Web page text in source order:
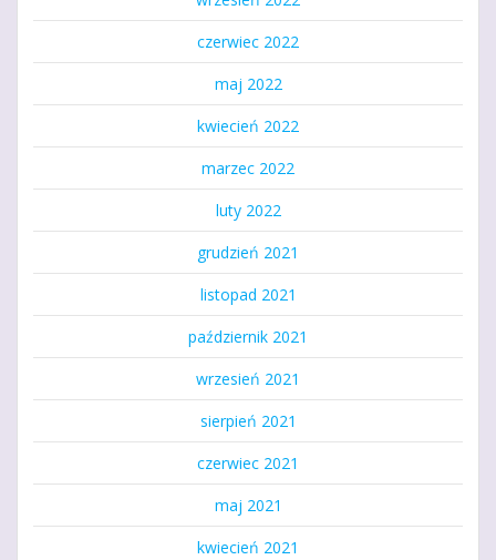
czerwiec 2022
maj 2022
kwiecień 2022
marzec 2022
luty 2022
grudzień 2021
listopad 2021
październik 2021
wrzesień 2021
sierpień 2021
czerwiec 2021
maj 2021
kwiecień 2021